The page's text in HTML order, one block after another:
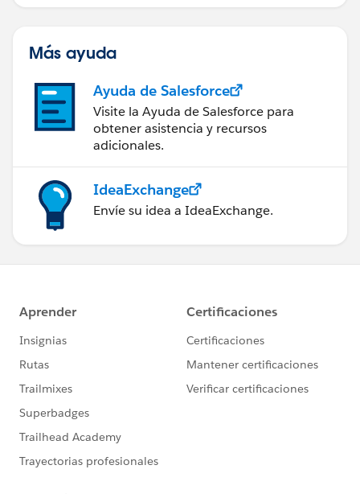
Más ayuda
Ayuda de Salesforce
Visite la Ayuda de Salesforce para
obtener asistencia y recursos
adicionales.
IdeaExchange
Envíe su idea a IdeaExchange.